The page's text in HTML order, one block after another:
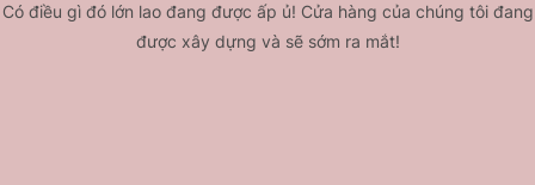
Có điều gì đó lớn lao đang được ấp ủ! Cửa hàng của chúng tôi đang
được xây dựng và sẽ sớm ra mắt!